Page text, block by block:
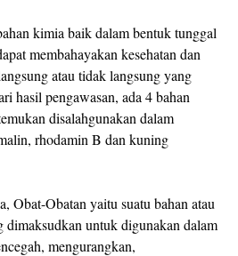
kimia baik dalam bentuk tunggal
membahayakan kesehatan dan
atau tidak langsung yang
hasil pengawasan, ada 4 bahan
disalahgunakan dalam
rhodamin B dan kuning
Obat-Obatan yaitu suatu bahan atau
dimaksudkan untuk digunakan dalam
mengurangkan,